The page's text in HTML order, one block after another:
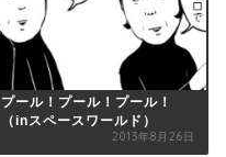
プール！プール！プール！
（inスペースワールド）
2013年8月26日